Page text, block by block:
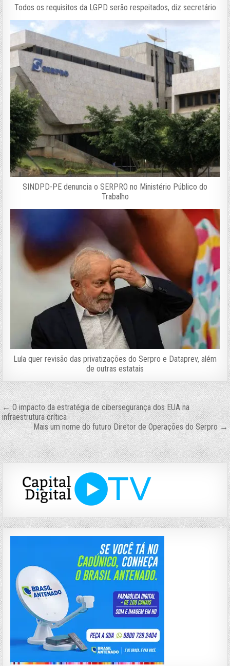
Todos os requisitos da LGPD serão respeitados, diz secretário
SINDPD-PE denuncia o SERPRO no Ministério Público do
Trabalho
Lula quer revisão das privatizações do Serpro e Dataprev, além
de outras estatais
Navegação
de
Post
← O impacto da estratégia de cibersegurança dos EUA na
infraestrutura crítica
Mais um nome do futuro Diretor de Operações do Serpro →